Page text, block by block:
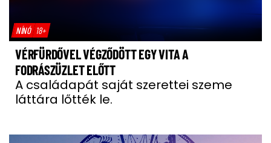
NÍNÓ 18+
VÉRFÜRDŐVEL VÉGZŐDÖTT EGY VITA A
FODRÁSZÜZLET ELŐTT
A családapát saját szerettei szeme
láttára lőtték le.